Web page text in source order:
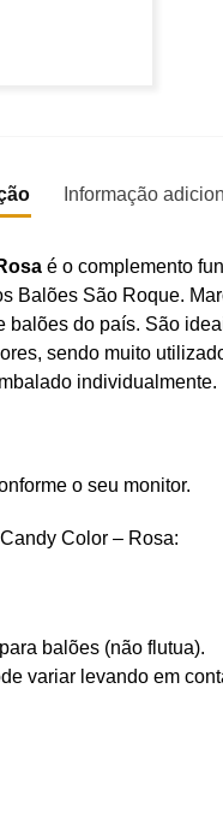
Informação
é o complemento
Balões São Roque.
do país. São
sendo muito
individualmente.
o seu monitor.
Color – Rosa:
balões (não flutua).
variar levando em